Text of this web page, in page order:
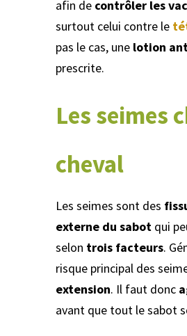
afin de contrôler les
surtout celui contre le
pas le cas, une lotion
prescrite.
Les seimes
cheval
Les seimes sont des
externe du sabot qui
selon trois facteurs.
risque principal des
extension. Il faut donc
avant que tout le sabot